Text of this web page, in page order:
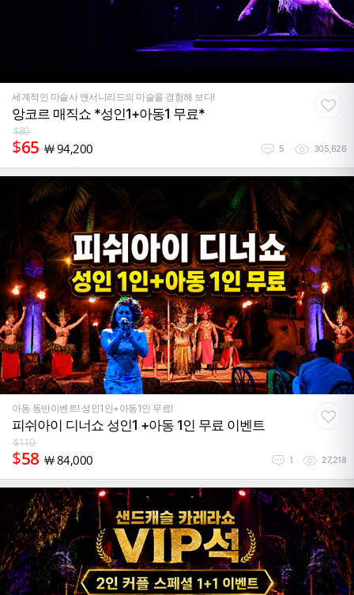
세계적인 마술사 앤서니리드의 마술을 경험해 보다!
앙코르 매직쇼 *성인1+아동1 무료*
$80
$65 ￦94,200 5 305,626
아동 동반이벤트! 성인1인+아동1인 무료!
피쉬아이 디너쇼 성인1 +아동 1인 무료 이벤트
$110
$58 ￦84,000 1 27,218